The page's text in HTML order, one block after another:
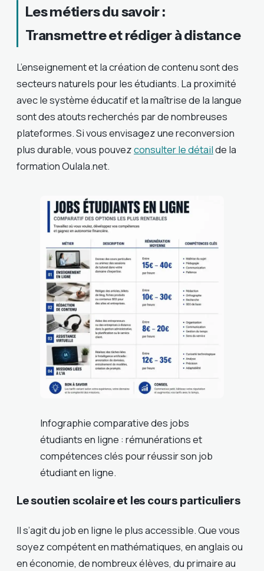
Les métiers du savoir :
Transmettre et rédiger à distance
L’enseignement et la création de contenu sont des
secteurs naturels pour les étudiants. La proximité
avec le système éducatif et la maîtrise de la langue
sont des atouts recherchés par de nombreuses
plateformes. Si vous envisagez une reconversion
plus durable, vous pouvezconsulter le détailde la
formation Oulala.net.
Infographie comparative des jobs
étudiants en ligne : rémunérations et
compétences clés pour réussir son job
étudiant en ligne.
Le soutien scolaire et les cours particuliers
Il s’agit du job en ligne le plus accessible. Que vous
soyez compétent en mathématiques, en anglais ou
en économie, de nombreux élèves, du primaire au